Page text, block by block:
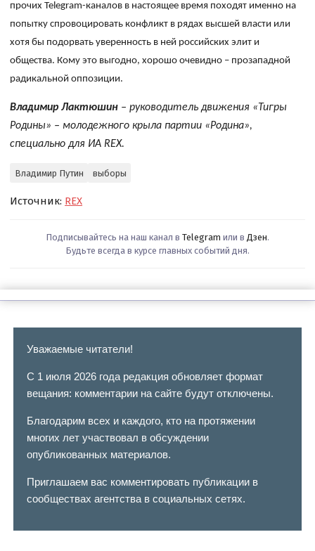
прочихTelegram-каналов в настоящее время походят именно на
попытку спровоцировать конфликт в рядах высшей власти или
хотя бы подорвать уверенность в ней российских элит и
общества. Кому это выгодно, хорошо очевидно – прозападной
радикальной оппозиции.
Владимир Лактюшин – руководитель движения «Тигры
Родины» – молодежного крыла партии «Родина»,
специально для ИА REX.
Владимир Путин выборы
Источник: REX
Подписывайтесь на наш канал в Telegram или в Дзен.
Будьте всегда в курсе главных событий дня.
Уважаемые читатели!
С 1 июля 2026 года редакция обновляет формат
вещания: комментарии на сайте будут отключены.
Благодарим всех и каждого, кто на протяжении
многих лет участвовал в обсуждении
опубликованных материалов.
Приглашаем вас комментировать публикации в
сообществах агентства в социальных сетях.